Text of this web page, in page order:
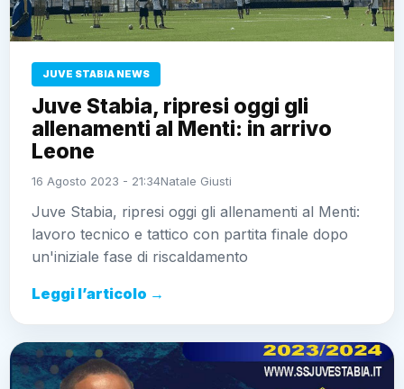
JUVE STABIA NEWS
Juve Stabia, ripresi oggi gli
allenamenti al Menti: in arrivo
Leone
16 Agosto 2023 - 21:34Natale Giusti
Juve Stabia, ripresi oggi gli allenamenti al Menti:
lavoro tecnico e tattico con partita finale dopo
un'iniziale fase di riscaldamento
Leggi l’articolo →